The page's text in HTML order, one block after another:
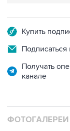
Купить
Подписаться
Получать
канале
ФОТОГАЛЕРЕИ